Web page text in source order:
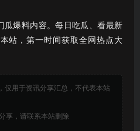
瓜爆料内容。每日吃瓜、看最新
站，第一时间获取全网热点大
仅用于资讯分享汇总，不代表本站
享，请联系本站删除